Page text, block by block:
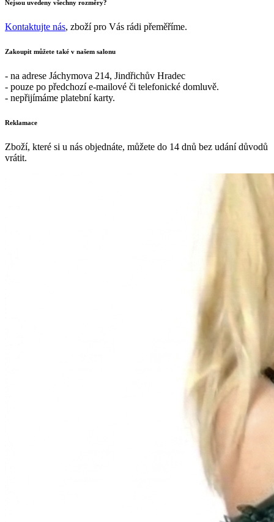
Nejsou uvedeny všechny rozměry?
Kontaktujte nás, zboží pro Vás rádi přeměříme.
Zakoupit můžete také v našem salonu
- na adrese Jáchymova 214, Jindřichův Hradec
- pouze po předchozí e-mailové či telefonické domluvě.
- nepřijímáme platební karty.
Reklamace
Zboží, které si u nás objednáte, můžete do 14 dnů bez udání důvodů
vrátit.